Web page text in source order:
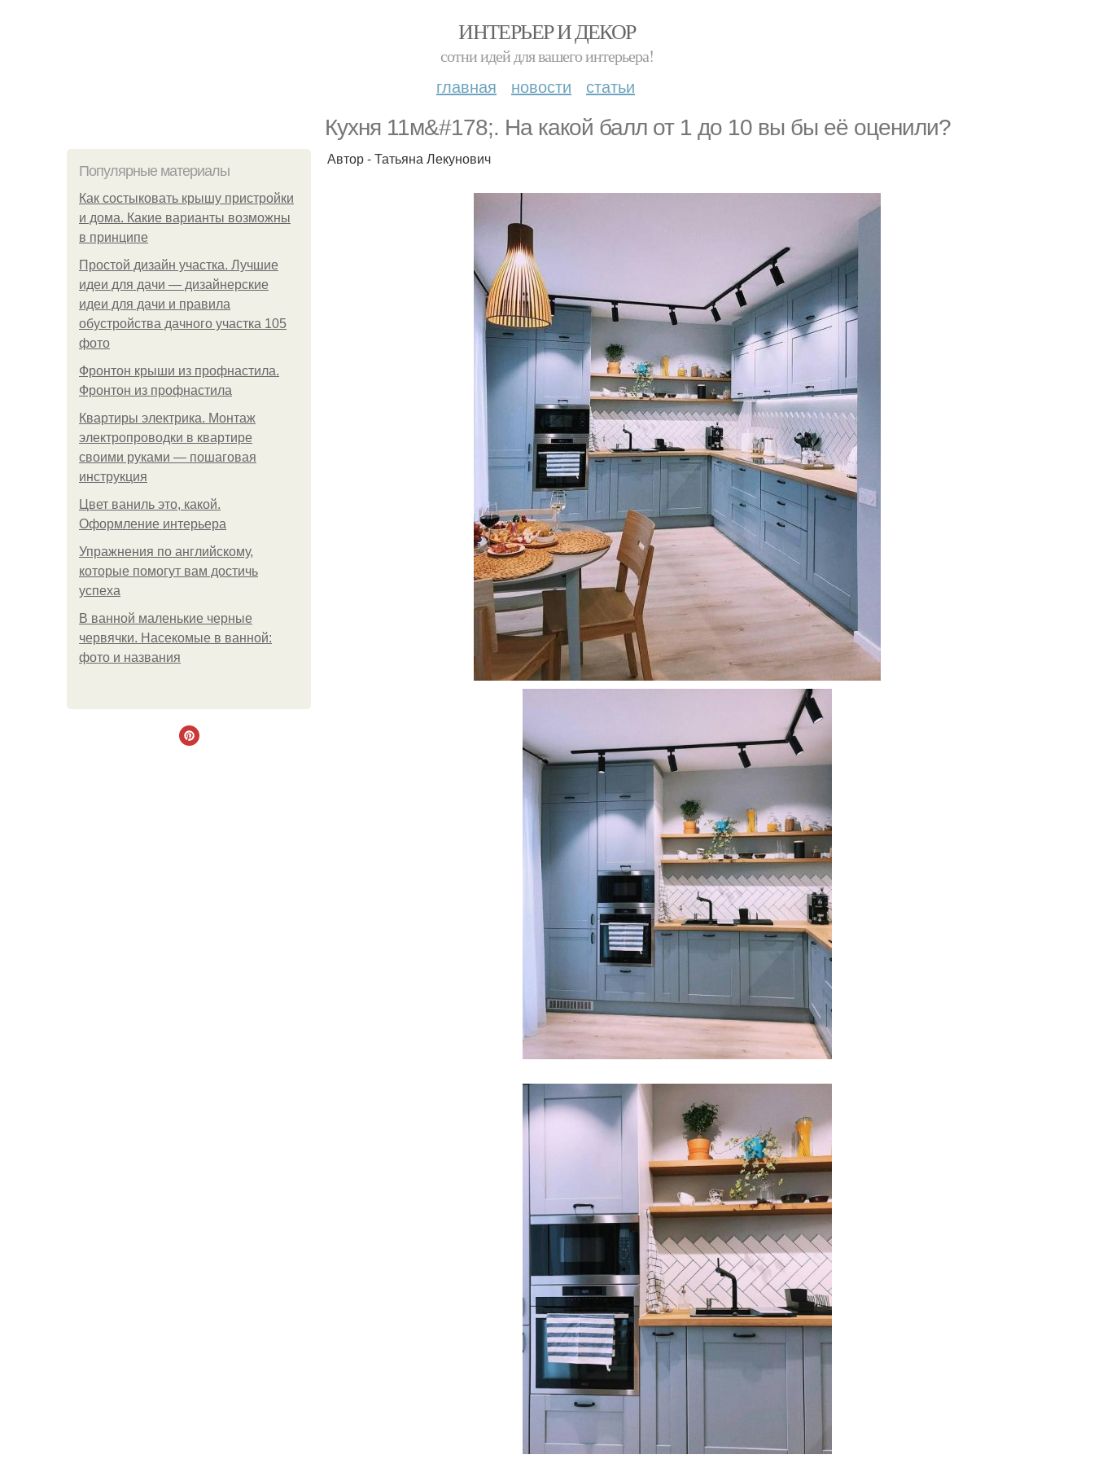
ИНТЕРЬЕР И ДЕКОР
сотни идей для вашего интерьера!
главная новости статьи
Кухня 11м&#178;. На какой балл от 1 до 10 вы бы её оценили?
Популярные материалы
Как состыковать крышу пристройки
и дома. Какие варианты возможны
в принципе
Простой дизайн участка. Лучшие
идеи для дачи — дизайнерские
идеи для дачи и правила
обустройства дачного участка 105
фото
Фронтон крыши из профнастила.
Фронтон из профнастила
Квартиры электрика. Монтаж
электропроводки в квартире
своими руками — пошаговая
инструкция
Цвет ваниль это, какой.
Оформление интерьера
Упражнения по английскому,
которые помогут вам достичь
успеха
В ванной маленькие черные
червячки. Насекомые в ванной:
фото и названия
Автор - Татьяна Лекунович